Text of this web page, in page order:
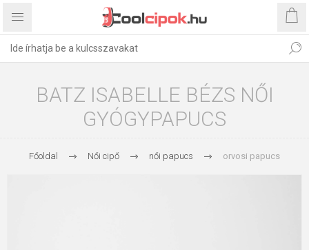
BATZ ISABELLE BÉZS NŐI
GYÓGYPAPUCS
Főoldal Női cipő női papucs orvosi papucs